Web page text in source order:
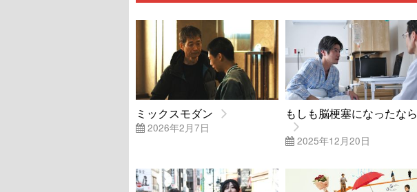
ミックスモダン
2026年2月7日
もしも脳梗塞になったなら
2025年12月20日